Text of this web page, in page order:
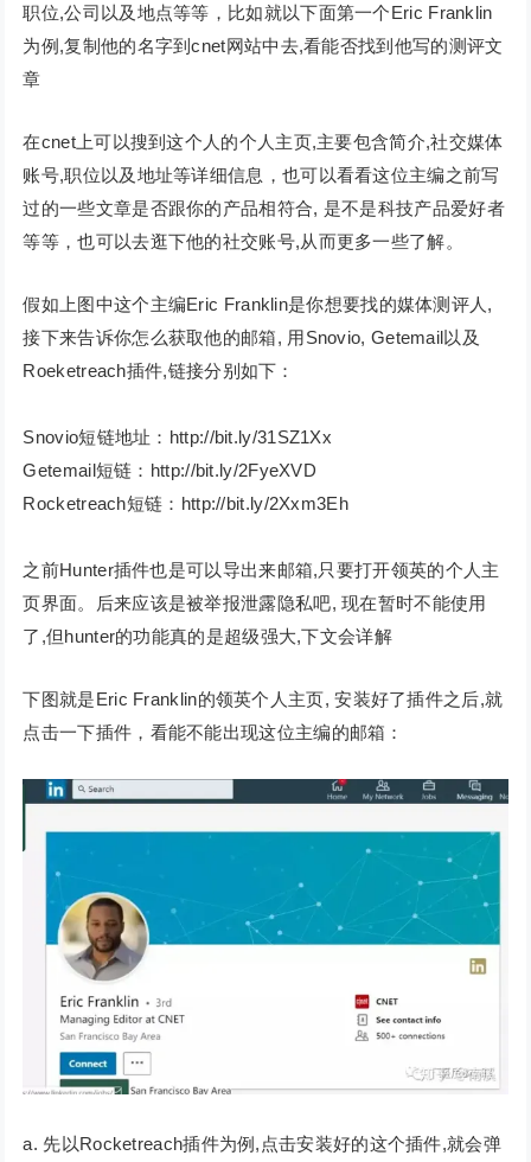
职位,公司以及地点等等，比如就以下面第一个Eric Franklin
为例,复制他的名字到cnet网站中去,看能否找到他写的测评文
章
在cnet上可以搜到这个人的个人主页,主要包含简介,社交媒体
账号,职位以及地址等详细信息，也可以看看这位主编之前写
过的一些文章是否跟你的产品相符合, 是不是科技产品爱好者
等等，也可以去逛下他的社交账号,从而更多一些了解。
假如上图中这个主编Eric Franklin是你想要找的媒体测评人,
接下来告诉你怎么获取他的邮箱, 用Snovio, Getemail以及
Roeketreach插件,链接分别如下：
Snovio短链地址：http://bit.ly/31SZ1Xx
Getemail短链：http://bit.ly/2FyeXVD
Rocketreach短链：http://bit.ly/2Xxm3Eh
之前Hunter插件也是可以导出来邮箱,只要打开领英的个人主
页界面。后来应该是被举报泄露隐私吧, 现在暂时不能使用
了,但hunter的功能真的是超级强大,下文会详解
下图就是Eric Franklin的领英个人主页, 安装好了插件之后,就
点击一下插件，看能不能出现这位主编的邮箱：
a. 先以Rocketreach插件为例,点击安装好的这个插件,就会弹